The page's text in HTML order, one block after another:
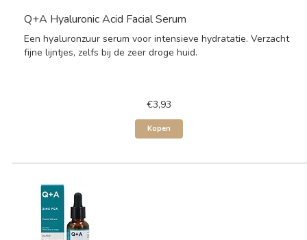
Q+A Hyaluronic Acid Facial Serum
Een hyaluronzuur serum voor intensieve hydratatie. Verzacht
fijne lijntjes, zelfs bij de zeer droge huid.
€3,93
Kopen